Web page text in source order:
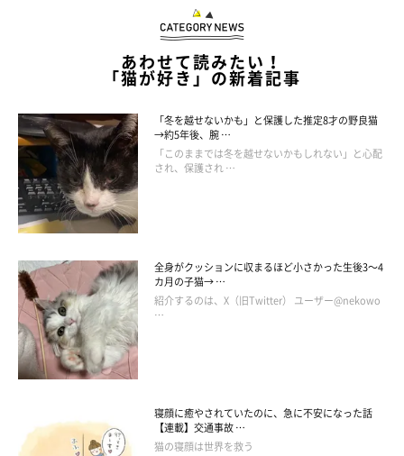
あわせて読みたい！
「猫が好き」の新着記事
「冬を越せないかも」と保護した推定8才の野良猫
→約5年後、腕 …
「このままでは冬を越せないかもしれない」と心配
され、保護され …
全身がクッションに収まるほど小さかった生後3～4
カ月の子猫→ …
紹介するのは、X（旧Twitter） ユーザー@nekowo
…
寝顔に癒やされていたのに、急に不安になった話
【連載】交通事故 …
猫の寝顔は世界を救う